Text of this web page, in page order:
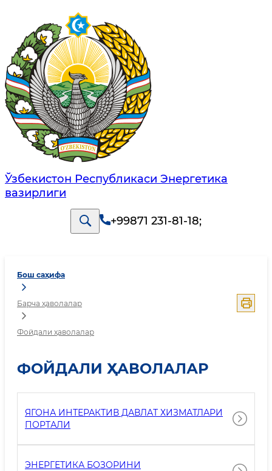
Ўзбекистон Республикаси Энергетика
вазирлиги
+99871 231-81-18;
Бош саҳифа
Барча ҳаволалар
Фойдали ҳаволалар
ФОЙДАЛИ ҲАВОЛАЛАР
ЯГОНА ИНТЕРАКТИВ ДАВЛАТ ХИЗМАТЛАРИ
ПОРТАЛИ
ЭНЕРГЕТИКА БОЗОРИНИ